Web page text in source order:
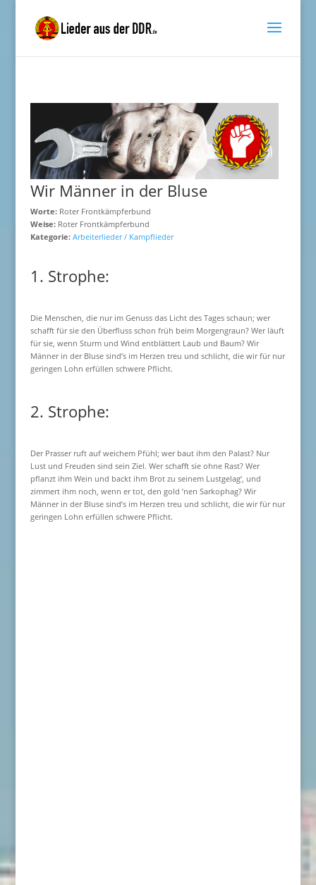
Wir Männer in der Bluse
Worte:Roter Frontkämpferbund
Weise:Roter Frontkämpferbund
Kategorie: Arbeiterlieder / Kampflieder
1. Strophe:
Die Menschen, die nur im Genuss das Licht des Tages schaun; wer
schafft für sie den Überfluss schon früh beim Morgengraun? Wer läuft
für sie, wenn Sturm und Wind entblättert Laub und Baum? Wir
Männer in der Bluse sind’s im Herzen treu und schlicht, die wir für nur
geringen Lohn erfüllen schwere Pflicht.
2. Strophe:
Der Prasser ruft auf weichem Pfühl; wer baut ihm den Palast? Nur
Lust und Freuden sind sein Ziel. Wer schafft sie ohne Rast? Wer
pflanzt ihm Wein und backt ihm Brot zu seinem Lustgelag‘, und
zimmert ihm noch, wenn er tot, den gold ’nen Sarkophag? Wir
Männer in der Bluse sind’s im Herzen treu und schlicht, die wir für nur
geringen Lohn erfüllen schwere Pflicht.